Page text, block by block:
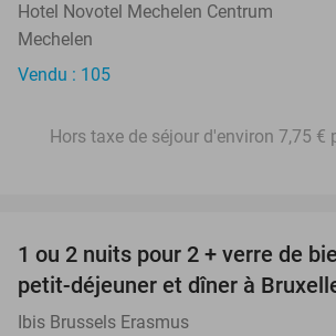
Hotel Novotel Mechelen Centrum
Mechelen
Vendu : 105
Hors taxe de séjour d'environ 7,75 €
1 ou 2 nuits pour 2 + verre de
petit-déjeuner et dîner à
Ibis Brussels Erasmus